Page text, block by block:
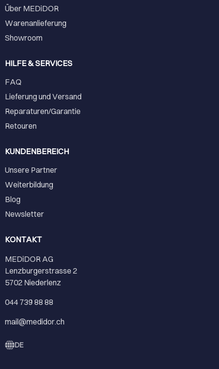
Über MEDiDOR
Warenanlieferung
Showroom
HILFE & SERVICES
FAQ
Lieferung und Versand
Reparaturen/Garantie
Retouren
KUNDENBEREICH
Unsere Partner
Weiterbildung
Blog
Newsletter
KONTAKT
MEDiDOR AG
Lenzburgerstrasse 2
5702 Niederlenz
044 739 88 88
mail@medidor.ch
DE